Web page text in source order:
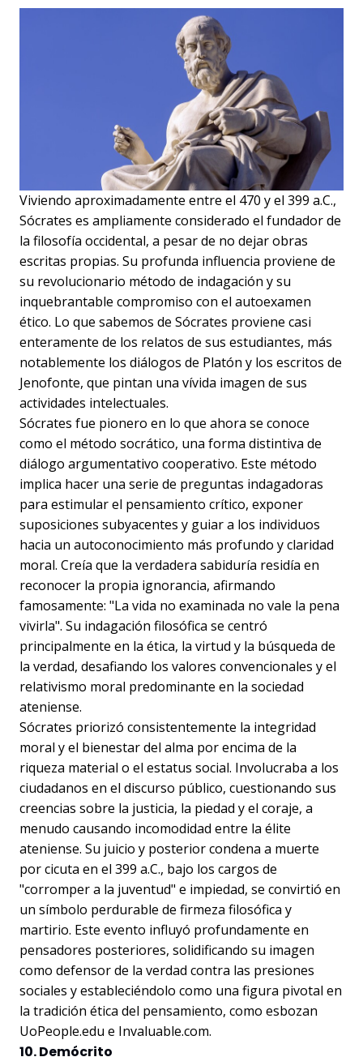
Viviendo aproximadamente entre el 470 y el 399 a.C.,
Sócrates es ampliamente considerado el fundador de
la filosofía occidental, a pesar de no dejar obras
escritas propias. Su profunda influencia proviene de
su revolucionario método de indagación y su
inquebrantable compromiso con el autoexamen
ético. Lo que sabemos de Sócrates proviene casi
enteramente de los relatos de sus estudiantes, más
notablemente los diálogos de Platón y los escritos de
Jenofonte, que pintan una vívida imagen de sus
actividades intelectuales.
Sócrates fue pionero en lo que ahora se conoce
como el método socrático, una forma distintiva de
diálogo argumentativo cooperativo. Este método
implica hacer una serie de preguntas indagadoras
para estimular el pensamiento crítico, exponer
suposiciones subyacentes y guiar a los individuos
hacia un autoconocimiento más profundo y claridad
moral. Creía que la verdadera sabiduría residía en
reconocer la propia ignorancia, afirmando
famosamente: "La vida no examinada no vale la pena
vivirla". Su indagación filosófica se centró
principalmente en la ética, la virtud y la búsqueda de
la verdad, desafiando los valores convencionales y el
relativismo moral predominante en la sociedad
ateniense.
Sócrates priorizó consistentemente la integridad
moral y el bienestar del alma por encima de la
riqueza material o el estatus social. Involucraba a los
ciudadanos en el discurso público, cuestionando sus
creencias sobre la justicia, la piedad y el coraje, a
menudo causando incomodidad entre la élite
ateniense. Su juicio y posterior condena a muerte
por cicuta en el 399 a.C., bajo los cargos de
"corromper a la juventud" e impiedad, se convirtió en
un símbolo perdurable de firmeza filosófica y
martirio. Este evento influyó profundamente en
pensadores posteriores, solidificando su imagen
como defensor de la verdad contra las presiones
sociales y estableciéndolo como una figura pivotal en
la tradición ética del pensamiento, como esbozan
UoPeople.edu e Invaluable.com.
10. Demócrito